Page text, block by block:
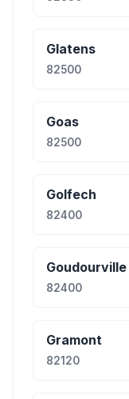
Glatens
82500
Goas
82500
Golfech
82400
Goudourville
82400
Gramont
82120